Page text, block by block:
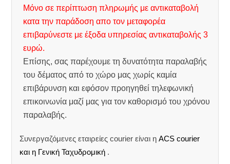
Μόνο σε περίπτωση πληρωμής με αντικαταβολή
κατα την παράδοση απο τον μεταφορέα
επιβαρύνεστε με έξοδα υπηρεσίας αντικαταβολής 3
ευρώ.
Επίσης, σας παρέχουμε τη δυνατότητα παραλαβής
του δέματος από το χώρο μας χωρίς καμία
επιβάρυνση και εφόσον προηγηθεί τηλεφωνική
επικοινωνία μαζί μας για τον καθορισμό του χρόνου
παραλαβής.
Συνεργαζόμενες εταιρείες courier είναι ηACS courier
και η Γενική Ταχυδρομική .